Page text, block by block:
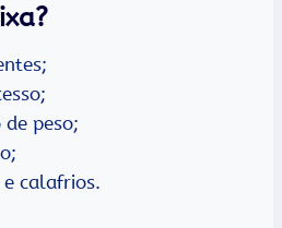
de peso;
calafrios.